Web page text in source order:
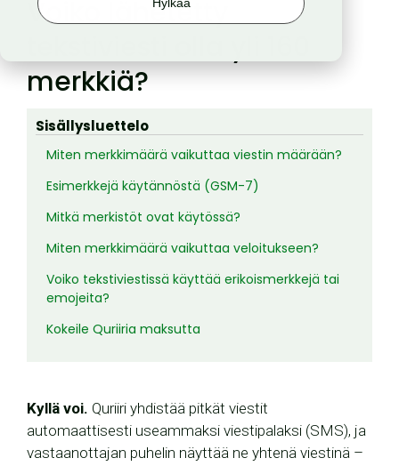
Hylkää
Voiko lähetetty
merkkiä?
Sisällysluettelo
Miten merkkimäärä vaikuttaa viestin määrään?
Esimerkkejä käytännöstä (GSM-7)
Mitkä merkistöt ovat käytössä?
Miten merkkimäärä vaikuttaa veloitukseen?
Voiko tekstiviestissä käyttää erikoismerkkejä tai
emojeita?
Kokeile Quriiria maksutta
Kyllä voi. Quriiri yhdistää pitkät viestit
automaattisesti useammaksi viestipalaksi (SMS), ja
vastaanottajan puhelin näyttää ne yhtenä viestinä –